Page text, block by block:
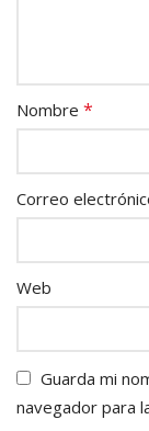
Nombre *
Correo
Web
Guarda mi
navegador para